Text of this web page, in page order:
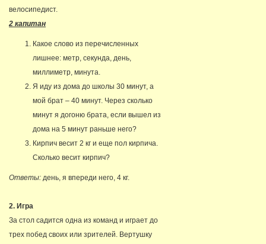
велосипедист.
2 капитан
Какое слово из перечисленных
лишнее: метр, секунда, день,
миллиметр, минута.
Я иду из дома до школы 30 минут, а
мой брат – 40 минут. Через сколько
минут я догоню брата, если вышел из
дома на 5 минут раньше него?
Кирпич весит 2 кг и еще пол кирпича.
Сколько весит кирпич?
Ответы: день, я впереди него, 4 кг.
2. Игра
За стол садится одна из команд и играет до
трех побед своих или зрителей. Вертушку